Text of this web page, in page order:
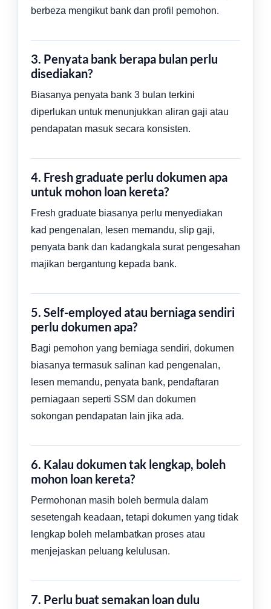
berbeza mengikut bank dan profil pemohon.
3. Penyata bank berapa bulan perlu
disediakan?
Biasanya penyata bank 3 bulan terkini
diperlukan untuk menunjukkan aliran gaji atau
pendapatan masuk secara konsisten.
4. Fresh graduate perlu dokumen apa
untuk mohon loan kereta?
Fresh graduate biasanya perlu menyediakan
kad pengenalan, lesen memandu, slip gaji,
penyata bank dan kadangkala surat pengesahan
majikan bergantung kepada bank.
5. Self-employed atau berniaga sendiri
perlu dokumen apa?
Bagi pemohon yang berniaga sendiri, dokumen
biasanya termasuk salinan kad pengenalan,
lesen memandu, penyata bank, pendaftaran
perniagaan seperti SSM dan dokumen
sokongan pendapatan lain jika ada.
6. Kalau dokumen tak lengkap, boleh
mohon loan kereta?
Permohonan masih boleh bermula dalam
sesetengah keadaan, tetapi dokumen yang tidak
lengkap boleh melambatkan proses atau
menjejaskan peluang kelulusan.
7. Perlu buat semakan loan dulu